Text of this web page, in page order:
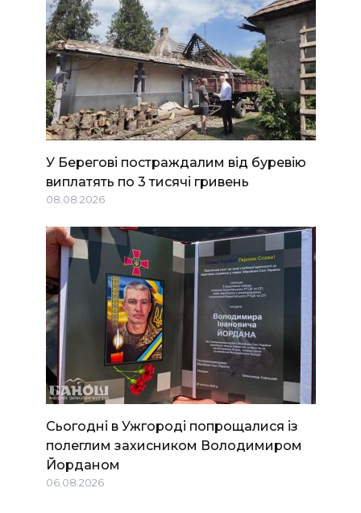
У Берегові постраждалим від буревію
виплатять по 3 тисячі гривень
08.08.2026
Сьогодні в Ужгороді попрощалися із
полеглим захисником Володимиром
Йорданом
06.08.2026